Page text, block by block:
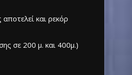
και ρεκόρ
σε 200 μ. και 400μ.)